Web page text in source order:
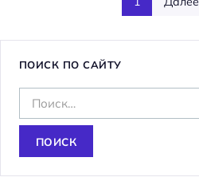
ПОИСК ПО САЙТУ
а
и